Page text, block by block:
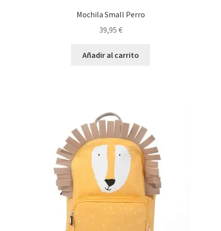
Mochila Small Perro
39,95 €
Añadir al carrito